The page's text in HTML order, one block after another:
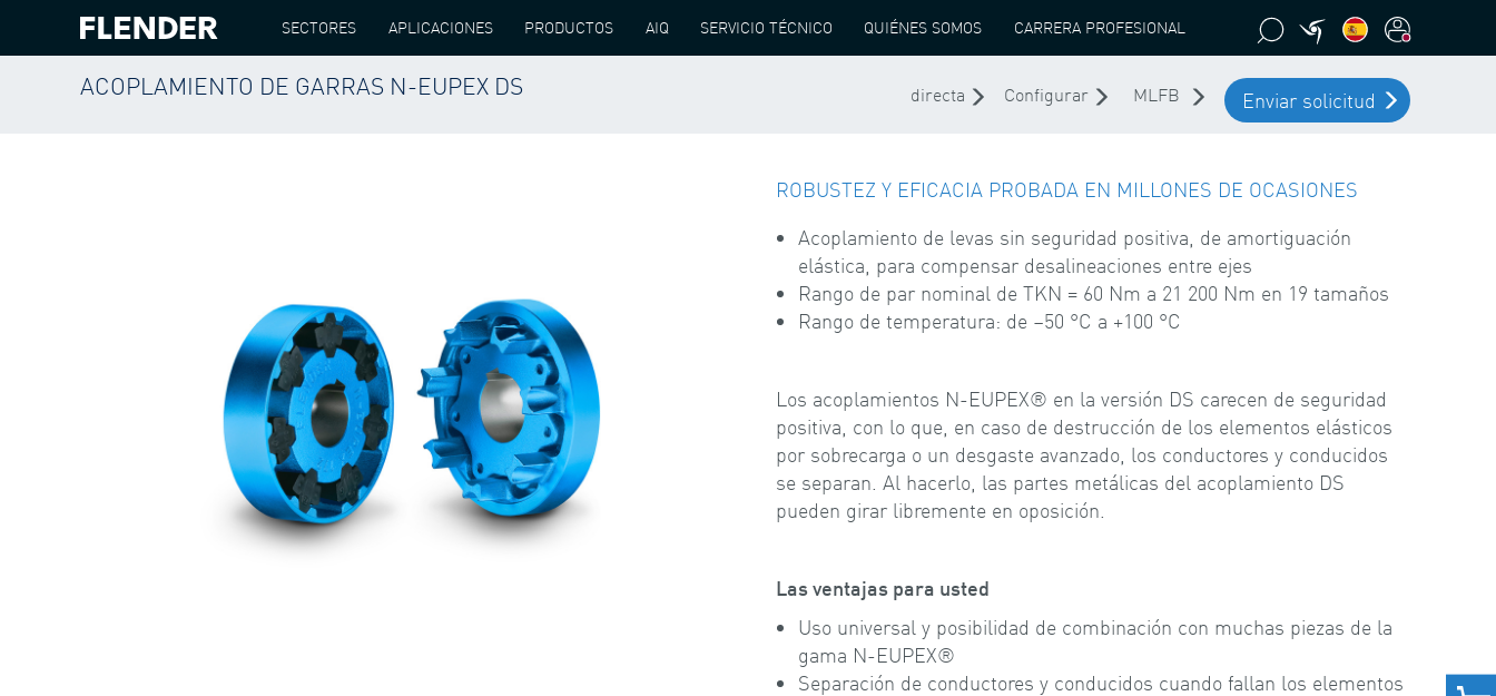
SECTORES APLICACIONES PRODUCTOS AIQ SERVICIO TÉCNICO QUIÉNES SOMOS CARRERA PROFESIONAL
ACOPLAMIENTO DE GARRAS N-EUPEX DS directa Configurar MLFB Enviar solicitud
FLENDER PRODUCTOS ACOPLAMIENTOS ACOPLAMIENTO DE GARRAS N-EUPEX DS
ROBUSTEZ Y EFICACIA PROBADA EN MILLONES DE OCASIONES
Acoplamiento de levas sin seguridad positiva, de amortiguación
elástica, para compensar desalineaciones entre ejes
Rango de par nominal de TKN = 60 Nm a 21 200 Nm en 19 tamaños
Rango de temperatura: de –50 °C a +100 °C
Los acoplamientos N-EUPEX® en la versión DS carecen de seguridad
positiva, con lo que, en caso de destrucción de los elementos elásticos
por sobrecarga o un desgaste avanzado, los conductores y conducidos
se separan. Al hacerlo, las partes metálicas del acoplamiento DS
pueden girar libremente en oposición.
Las ventajas para usted
Uso universal y posibilidad de combinación con muchas piezas de la
gama N-EUPEX®
Separación de conductores y conducidos cuando fallan los elementos